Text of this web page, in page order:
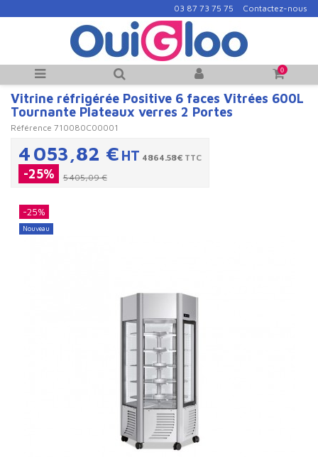
03 87 73 75 75 Contactez-nous
0
Vitrine réfrigérée Positive 6 faces Vitrées 600L
Tournante Plateaux verres 2 Portes
Référence 710080C00001
4 053,82 € HT 4864.58€ TTC
-25% 5 405,09 €
-25%
Nouveau